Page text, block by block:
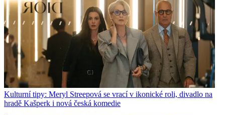
Kulturní tipy: Meryl Streepová se vrací v ikonické roli, divadlo na
hradě Kašperk i nová česká komedie